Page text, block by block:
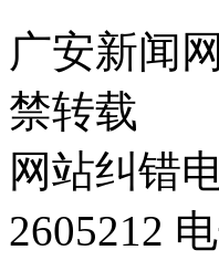
广安新闻
禁转载
网站纠错
2605212